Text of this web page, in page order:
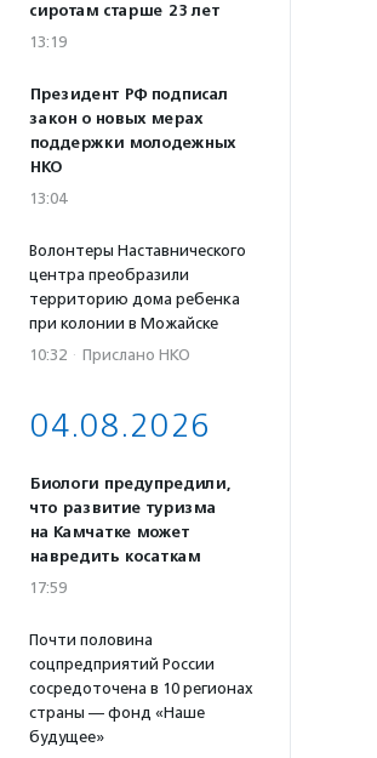
сиротам старше 23 лет
13:19
Президент РФ подписал
закон о новых мерах
поддержки молодежных
НКО
13:04
Волонтеры Наставнического
центра преобразили
территорию дома ребенка
при колонии в Можайске
10:32 · Прислано НКО
04.08.2026
Биологи предупредили,
что развитие туризма
на Камчатке может
навредить косаткам
17:59
Почти половина
соцпредприятий России
сосредоточена в 10 регионах
страны — фонд «Наше
будущее»